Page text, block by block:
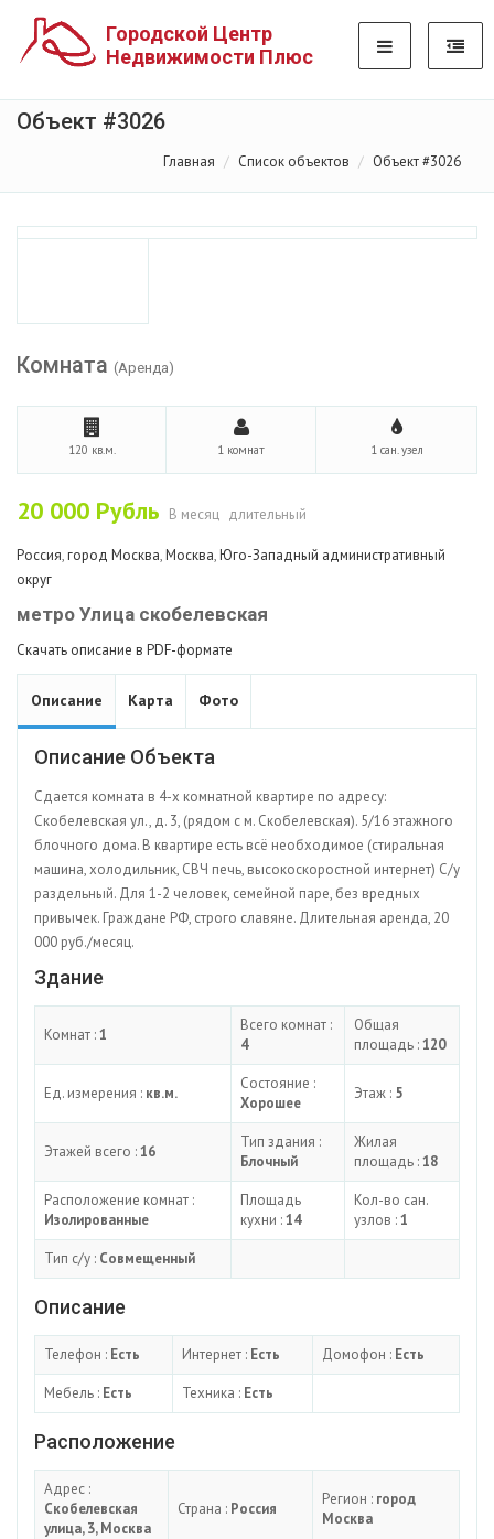
Городской Центр
Недвижимости Плюс
Объект #3026
Главная Список объектов Объект #3026
Комната (Аренда)
120 кв.м. 1 комнат 1 сан. узел
20 000 Рубль В месяц длительный
Россия,город Москва,Москва,Юго-Западный административный
округ
метро Улица скобелевская
Скачать описание в PDF-формате
Описание Карта Фото
Описание Объекта
Сдается комната в 4-х комнатной квартире по адресу:
Скобелевская ул., д. 3, (рядом с м. Скобелевская). 5/16 этажного
блочного дома. В квартире есть всё необходимое (стиральная
машина, холодильник, СВЧ печь, высокоскоростной интернет) С/у
раздельный. Для 1-2 человек, семейной паре, без вредных
привычек. Граждане РФ, строго славяне. Длительная аренда, 20
000 руб./месяц.
Здание
Комнат :1
Всего комнат :
4
Общая
площадь :120
Ед. измерения : кв.м.
Состояние :
Хорошее
Этаж : 5
Этажей всего :16
Тип здания :
Блочный
Жилая
площадь :18
Расположение комнат :
Изолированные
Площадь
кухни :14
Кол-во сан.
узлов :1
Тип с/у : Совмещенный
Описание
Телефон : Есть Интернет : Есть Домофон : Есть
Мебель : Есть Техника : Есть
Расположение
Адрес :
Скобелевская
улица, 3, Москва
Страна : Россия
Регион : город
Москва